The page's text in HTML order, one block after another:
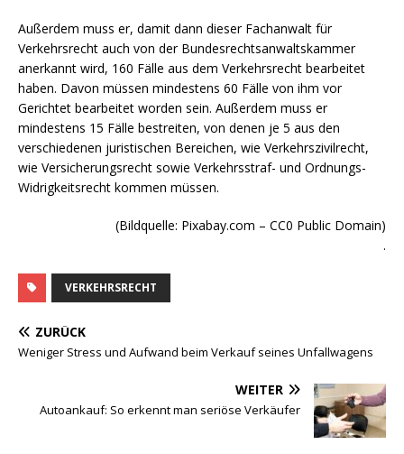
Außerdem muss er, damit dann dieser Fachanwalt für
Verkehrsrecht auch von der Bundesrechtsanwaltskammer
anerkannt wird, 160 Fälle aus dem Verkehrsrecht bearbeitet
haben. Davon müssen mindestens 60 Fälle von ihm vor
Gerichtet bearbeitet worden sein. Außerdem muss er
mindestens 15 Fälle bestreiten, von denen je 5 aus den
verschiedenen juristischen Bereichen, wie Verkehrszivilrecht,
wie Versicherungsrecht sowie Verkehrsstraf- und Ordnungs-
Widrigkeitsrecht kommen müssen.
(Bildquelle: Pixabay.com – CC0 Public Domain)
.
VERKEHRSRECHT
ZURÜCK
Weniger Stress und Aufwand beim Verkauf seines Unfallwagens
WEITER
Autoankauf: So erkennt man seriöse Verkäufer